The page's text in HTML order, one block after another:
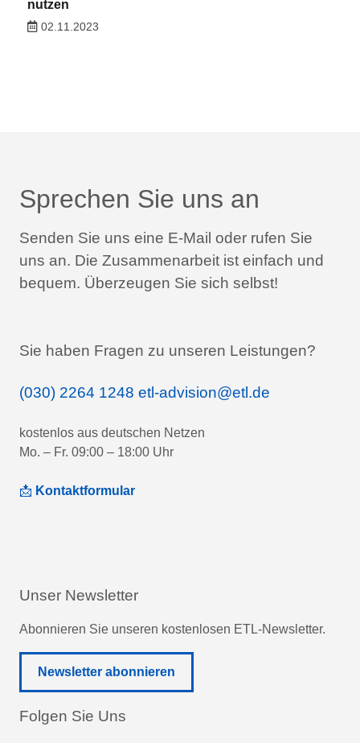
nutzen
02.11.2023
Sprechen Sie uns an
Senden Sie uns eine E-Mail oder rufen Sie
uns an. Die Zusammenarbeit ist einfach und
bequem. Überzeugen Sie sich selbst!
Sie haben Fragen zu unseren Leistungen?
(030) 2264 1248 etl-advision@etl.de
kostenlos aus deutschen Netzen
Mo. – Fr. 09:00 – 18:00 Uhr
📩 Kontaktformular
Unser Newsletter
Abonnieren Sie unseren kostenlosen ETL-Newsletter.
Newsletter abonnieren
Folgen Sie Uns